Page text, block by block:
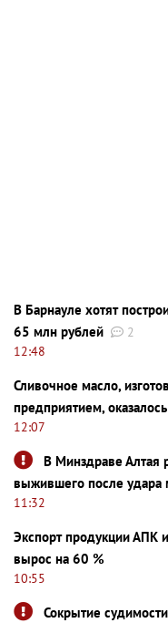
В Барнауле хотят
65 млн рублей
2
12:48
Сливочное масло,
предприятием,
12:07
В Минздраве Алтая
выжившего после удара
11:32
Экспорт продукции АПК
вырос на 60 %
10:55
Сокрытие